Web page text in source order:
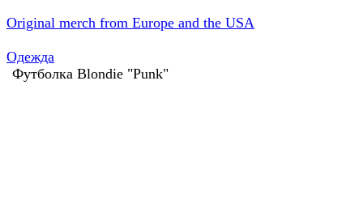
Original merch from Europe and the USA
Одежда
Футболка Blondie "Punk"